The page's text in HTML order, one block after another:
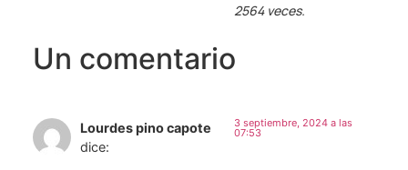
2564 veces.
Un comentario
Lourdes pino capote
dice:
3 septiembre, 2024 a las
07:53